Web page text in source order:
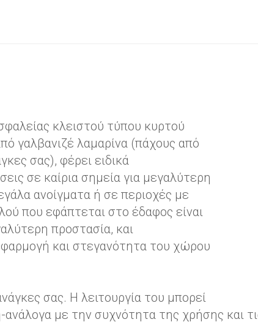
κλειστού τύπου κυρτού
γαλβανιζέ λαμαρίνα (πάχους από
σας), φέρει ειδικά
σε καίρια σημεία για μεγαλύτερη
ανοίγματα ή σε περιοχές με
που εφάπτεται στο έδαφος είναι
προστασία, και
και στεγανότητα του χώρου
σας. Η λειτουργία του μπορεί
ανάλογα με την συχνότητα της χρήσης και